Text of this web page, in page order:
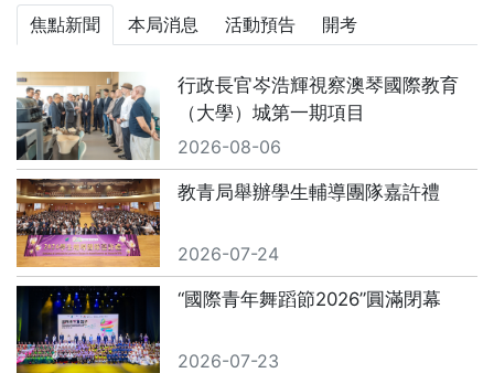
最新消息
焦點新聞 本局消息 活動預告 開考
行政長官岑浩輝視察澳琴國際教育
（大學）城第一期項目
2026-08-06
教青局舉辦學生輔導團隊嘉許禮
2026-07-24
“國際青年舞蹈節2026”圓滿閉幕
2026-07-23